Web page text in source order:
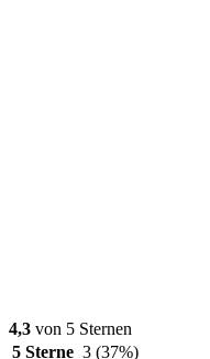
4,3 von 5 Sternen
5 Sterne 3 (37%)